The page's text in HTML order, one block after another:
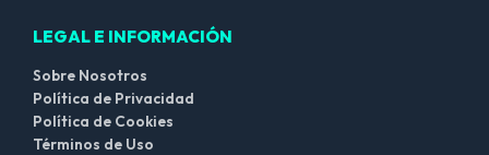
LEGAL E INFORMACIÓN
Sobre Nosotros
Política de Privacidad
Política de Cookies
Términos de Uso